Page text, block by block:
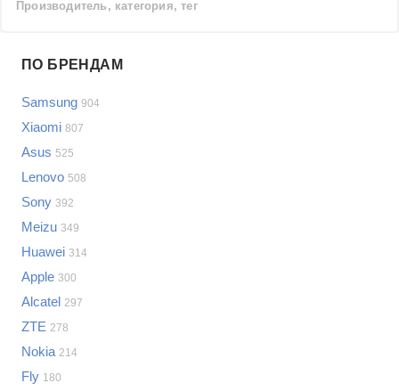
Производитель, категория, тег
Samsung
LG
Sony
Bosch
Asus
Lenovo
Indesit
JBL
Показать еще
Проблемы по категориям
Сотовые телефоны
Сотовые телефоны
Планшеты
ПО БРЕНДАМ
Samsung 904
Xiaomi 807
Asus 525
Lenovo 508
Sony 392
Meizu 349
Huawei 314
Apple 300
Alcatel 297
ZTE 278
Nokia 214
Fly 180